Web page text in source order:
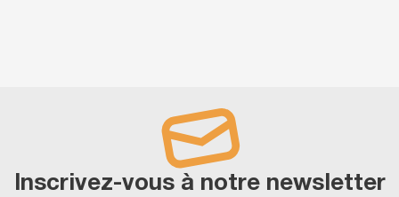
Inscrivez-vous à notre newsletter